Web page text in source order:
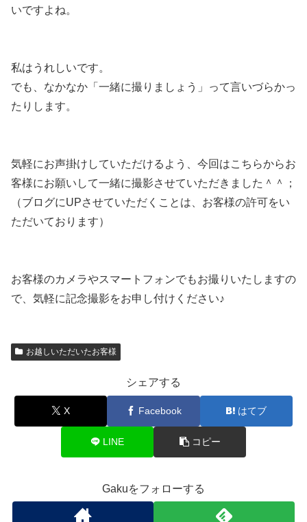
いですよね。
私はうれしいです。
でも、なかなか「一緒に撮りましょう」って言いづらかっ
たりします。
気軽にお声掛けしていただけるよう、今回はこちらからお
客様にお願いして一緒に撮影させていただきました＾＾；
（ブログにUPさせていただくことは、お客様の許可をい
ただいております）
お客様のカメラやスマートフォンでもお撮りいたしますの
で、気軽に記念撮影をお申し付けください♪
お越しいただいたお客様
シェアする
X Facebook はてブ
LINE コピー
Gakuをフォローする